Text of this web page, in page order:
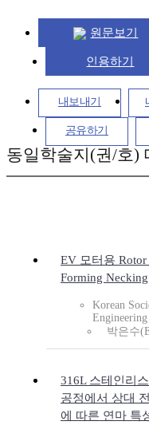
원문보기
인용하기
내보내기
공유하기
동일학술지(권/호)
EV 모터용
Forming
Korean
Engineering
박은수
316L 스테인리
공정에서 상대
에 따른 연마 특